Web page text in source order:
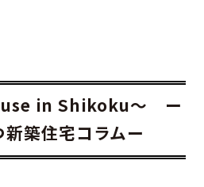
in Shikoku～ ー
築住宅コラムー